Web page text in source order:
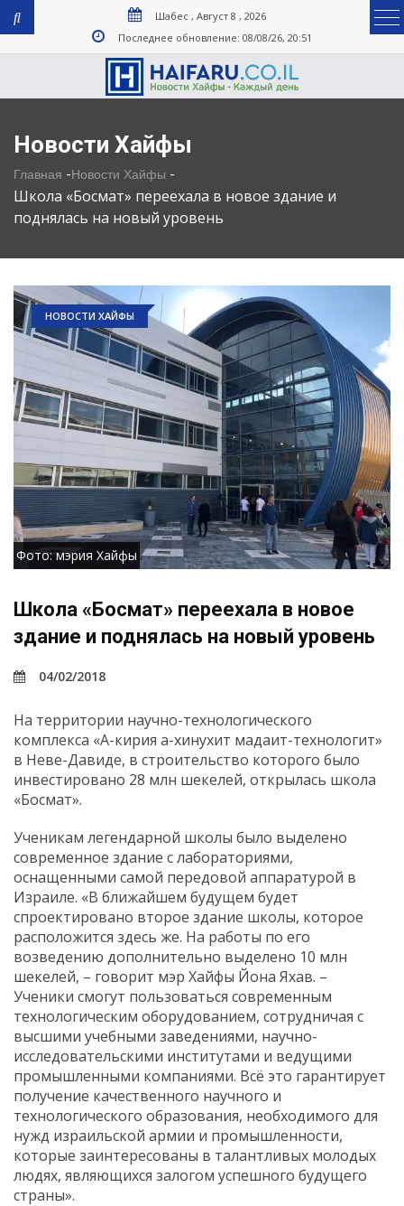
Шабес , Август 8 , 2026
Последнее обновление: 08/08/26, 20:51
Новости Хайфы
Главная -Новости Хайфы -
Школа «Босмат» переехала в новое здание и
поднялась на новый уровень
НОВОСТИ ХАЙФЫ
Фото: мэрия Хайфы
Школа «Босмат» переехала в новое
здание и поднялась на новый уровень
04/02/2018
На территории научно-технологического
комплекса «А-кирия а-хинухит мадаит-технологит»
в Неве-Давиде, в строительство которого было
инвестировано 28 млн шекелей, открылась школа
«Босмат».
Ученикам легендарной школы было выделено
современное здание с лабораториями,
оснащенными самой передовой аппаратурой в
Израиле. «В ближайшем будущем будет
спроектировано второе здание школы, которое
расположится здесь же. На работы по его
возведению дополнительно выделено 10 млн
шекелей, – говорит мэр Хайфы Йона Яхав. –
Ученики смогут пользоваться современным
технологическим оборудованием, сотрудничая с
высшими учебными заведениями, научно-
исследовательскими институтами и ведущими
промышленными компаниями. Всё это гарантирует
получение качественного научного и
технологического образования, необходимого для
нужд израильской армии и промышленности,
которые заинтересованы в талантливых молодых
людях, являющихся залогом успешного будущего
страны».